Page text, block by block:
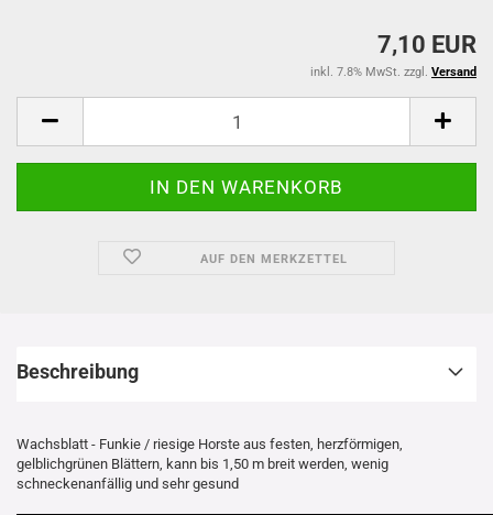
7,10 EUR
inkl. 7.8% MwSt. zzgl. Versand
AUF DEN MERKZETTEL
Beschreibung
Wachsblatt - Funkie / riesige Horste aus festen, herzförmigen,
gelblichgrünen Blättern, kann bis 1,50 m breit werden, wenig
schneckenanfällig und sehr gesund